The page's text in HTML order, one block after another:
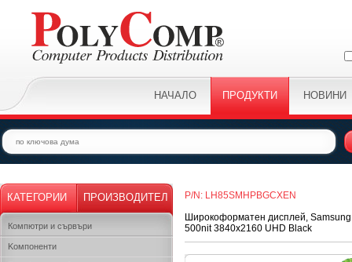
НАЧАЛО ПРОДУКТИ НОВИНИ
КАТЕГОРИИ ПРОИЗВОДИТЕЛ
Компютри и сървъри
Kомпоненти
P/N: LH85SMHPBGCXEN
Широкоформатен дисплей,
500nit 3840x2160 UHD Black